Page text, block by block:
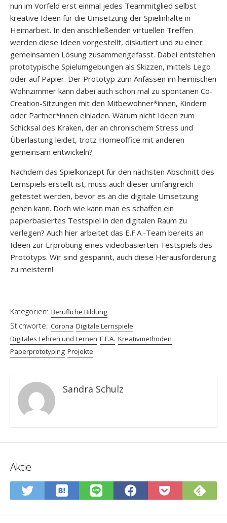
nun im Vorfeld erst einmal jedes Teammitglied selbst
kreative Ideen für die Umsetzung der Spielinhalte in
Heimarbeit. In den anschließenden virtuellen Treffen
werden diese Ideen vorgestellt, diskutiert und zu einer
gemeinsamen Lösung zusammengefasst. Dabei entstehen
prototypische Spielumgebungen als Skizzen, mittels Lego
oder auf Papier. Der Prototyp zum Anfassen im heimischen
Wohnzimmer kann dabei auch schon mal zu spontanen Co-
Creation-Sitzungen mit den Mitbewohner*innen, Kindern
oder Partner*innen einladen. Warum nicht Ideen zum
Schicksal des Kraken, der an chronischem Stress und
Überlastung leidet, trotz Homeoffice mit anderen
gemeinsam entwickeln?
Nachdem das Spielkonzept für den nächsten Abschnitt des
Lernspiels erstellt ist, muss auch dieser umfangreich
getestet werden, bevor es an die digitale Umsetzung
gehen kann. Doch wie kann man es schaffen ein
papierbasiertes Testspiel in den digitalen Raum zu
verlegen? Auch hier arbeitet das E.F.A.-Team bereits an
Ideen zur Erprobung eines videobasierten Testspiels des
Prototyps. Wir sind gespannt, auch diese Herausforderung
zu meistern!
Kategorien: Berufliche Bildung
Stichworte: Corona Digitale Lernspiele
Digitales Lehren und Lernen E.F.A. Kreativmethoden
Paperprototyping Projekte
Sandra Schulz
Aktie
Auf
Twitter
In
Hatena-
Auf
LINE
Auf
Facebook
In
Pocket
Sie